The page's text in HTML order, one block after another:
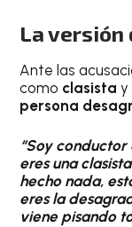
La versión
Ante las
como clasistay
persona
“Soy
eres una
hecho nada,
eres la
viene pisando